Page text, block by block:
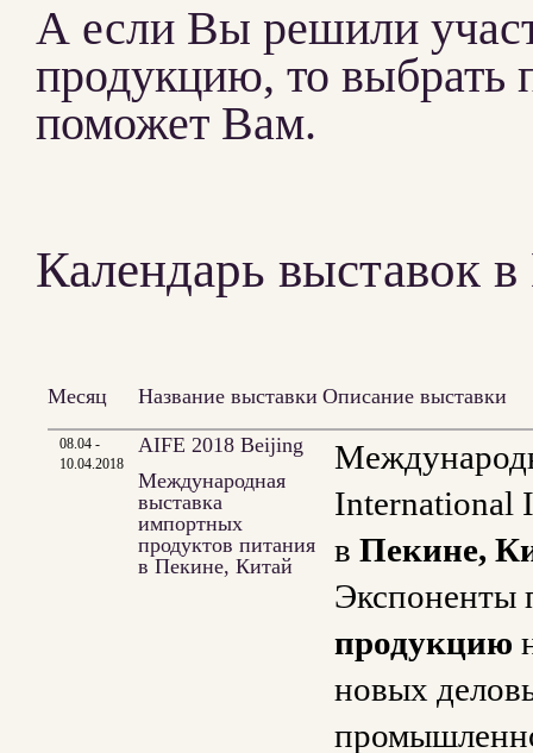
А если Вы решили
продукцию, то выбрать
поможет Вам.
Календарь выставок
Месяц Название выставки Описание выставки
08.04 -
10.04.2018
AIFE 2018 Beijing
Международная
выставка
импортных
продуктов питания
в Пекине, Китай
International
в Пекине,
Экспоненты
продукцию
новых